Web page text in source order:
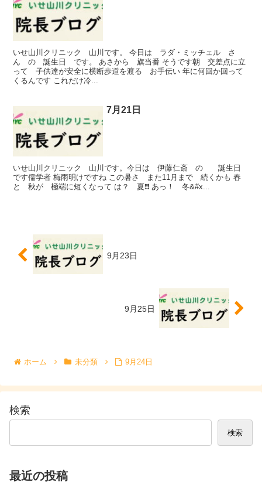
いせ山川クリニック 山川です。 今日は ラダ・ミッチェル さ
ん の 誕生日 です。 あさから 旗当番 そうです朝 交差点に立
って 子供達が安全に横断歩道を渡る お手伝い 年に何回か回って
くるんです これだけ冷...
7月21日
いせ山川クリニック 山川です。今日は 伊藤仁斎 の 誕生日
です儒学者 梅雨明けですね この暑さ また11月まで 続くかも 春
と 秋が 極端に短くなって は？ 夏❗❗ あっ！ 冬&#x...
9月23日
9月25日
ホーム 未分類 9月24日
検索
検索
最近の投稿